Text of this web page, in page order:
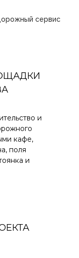
сервис
и
кафе,
поля
и